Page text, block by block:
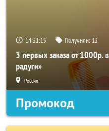
14:21:14 Получили: 12
3 первых заказа от 1000р.
радуги»
Россия
Промокод